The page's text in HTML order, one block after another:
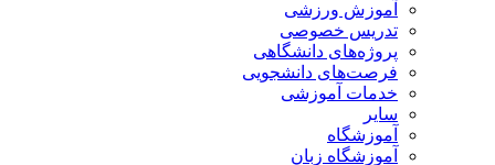
آموزش ورزشی
تدریس خصوصی
پروژه‌های دانشگاهی
فرصت‌های دانشجویی
خدمات آموزشی
سایر
آموزشگاه
آموزشگاه زبان